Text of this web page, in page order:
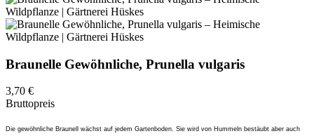
Braunelle Gewöhnliche, Prunella vulgaris
3,70 €
Bruttopreis
Die gewöhnliche Braunell wächst auf jedem Gartenboden. Sie wird von Hummeln bestäubt aber auch